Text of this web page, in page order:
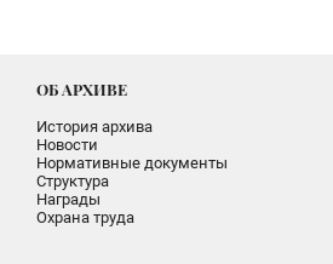
ОБ АРХИВЕ
История архива
Новости
Нормативные документы
Структура
Награды
Охрана труда